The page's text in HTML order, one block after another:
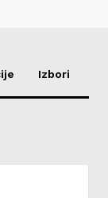
Izbori